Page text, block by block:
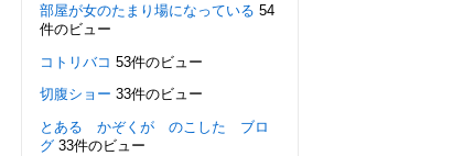
部屋が女のたまり場になっている 54
件のビュー
コトリバコ 53件のビュー
切腹ショー 33件のビュー
とある かぞくが のこした ブロ
グ 33件のビュー